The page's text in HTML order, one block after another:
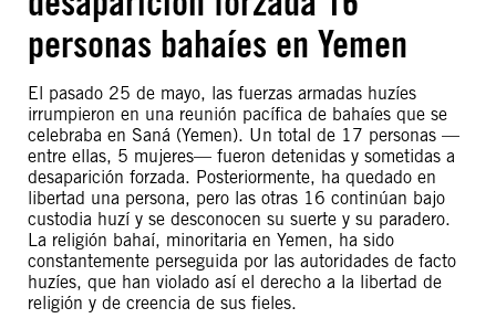
personas bahaíes en Yemen
El pasado 25 de mayo, las fuerzas armadas huzíes
irrumpieron en una reunión pacífica de bahaíes que se
celebraba en Saná (Yemen). Un total de 17 personas —
entre ellas, 5 mujeres— fueron detenidas y sometidas a
desaparición forzada. Posteriormente, ha quedado en
libertad una persona, pero las otras 16 continúan bajo
custodia huzí y se desconocen su suerte y su paradero.
La religión bahaí, minoritaria en Yemen, ha sido
constantemente perseguida por las autoridades de facto
huzíes, que han violado así el derecho a la libertad de
religión y de creencia de sus fieles.